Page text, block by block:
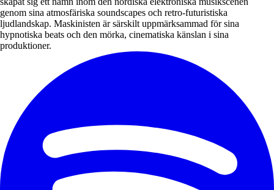
genom sina atmosfäriska soundscapes och retro-futuristiska
ljudlandskap. Maskinisten är särskilt uppmärksammad för sina
hypnotiska beats och den mörka, cinematiska känslan i sina
produktioner.